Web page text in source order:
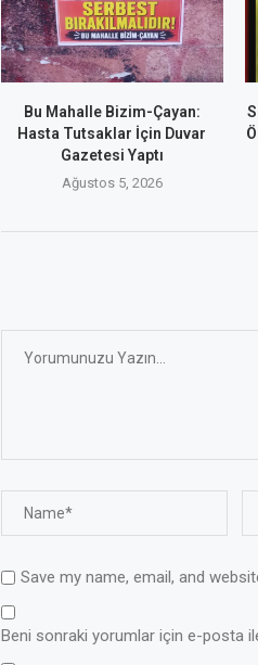
Bu Mahalle Bizim-Çayan:
Hasta Tutsaklar İçin Duvar
Gazetesi Yaptı
Ağustos 5, 2026
Save my name, email, and
Beni sonraki yorumlar için e-posta